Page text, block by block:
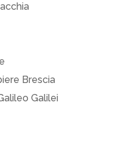
Brescia
Galilei